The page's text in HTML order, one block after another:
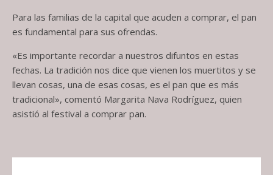
Para las familias de la capital que acuden a comprar, el pan
es fundamental para sus ofrendas.
«Es importante recordar a nuestros difuntos en estas
fechas. La tradición nos dice que vienen los muertitos y se
llevan cosas, una de esas cosas, es el pan que es más
tradicional», comentó Margarita Nava Rodríguez, quien
asistió al festival a comprar pan.